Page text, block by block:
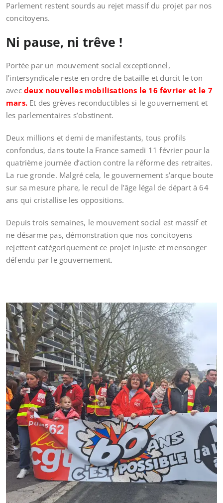
Parlement restent sourds au rejet massif du projet par nos
concitoyens.
Ni pause, ni trêve !
Portée par un mouvement social exceptionnel,
l’intersyndicale reste en ordre de bataille et durcit le ton
avec deux nouvelles mobilisations le 16 février et le 7
mars. Et des grèves reconductibles si le gouvernement et
les parlementaires s’obstinent.
Deux millions et demi de manifestants, tous profils
confondus, dans toute la France samedi 11 février pour la
quatrième journée d’action contre la réforme des retraites.
La rue gronde. Malgré cela, le gouvernement s’arque boute
sur sa mesure phare, le recul de l’âge légal de départ à 64
ans qui cristallise les oppositions.
Depuis trois semaines, le mouvement social est massif et
ne désarme pas, démonstration que nos concitoyens
rejettent catégoriquement ce projet injuste et mensonger
défendu par le gouvernement.